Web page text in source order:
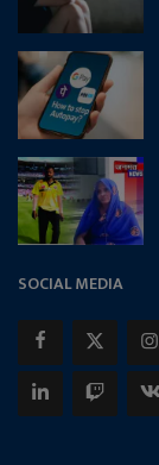
SOCIAL MEDIA